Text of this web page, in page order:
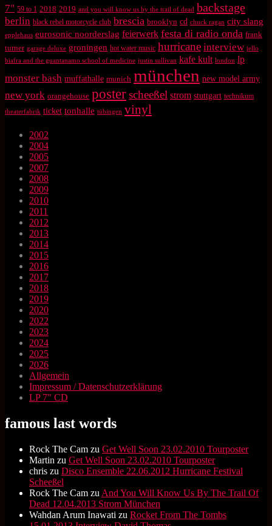
7" 59 to 1 2018 2019 and you will know us by the trail of dead backstage
berlin black rebel motorcycle club brescia brooklyn cd chuck ragan city slang
epplehaus eurosonic noorderslag feierwerk festa di radio onda frank
turner garage deluxe groningen hot water music hurricane interview jello
biafra and the guantanamo school of medicine justin sullivan kafe kult london lp
monster bash muffathalle munich münchen new model army
new york orangehouse posterscheeßel strom stuttgart technikum
theaterfabrik ticket tonhalle tübingen vinyl
2002
2004
2005
2007
2008
2009
2010
2011
2012
2013
2014
2015
2016
2017
2018
2019
2020
2022
2023
2024
2025
2026
Allgemein
Impressum / Datenschutzerklärung
LP 7" CD
famous last words
Rock The Cam zu Get Well Soon 23.02.2010 Tourposter
Martin zu Get Well Soon 23.02.2010 Tourposter
chris zu Disco Ensemble 22.06.2012 Hurricane Festival
Scheeßel
Rock The Cam zu And You Will Know Us By The Trail Of
Dead 12.04.2013 Strom München
Wahdan Arum Inawati zu Rocket From The Tombs